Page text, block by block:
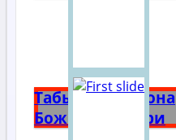
Табынская икона
Божией Матери